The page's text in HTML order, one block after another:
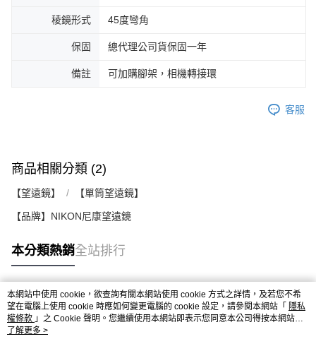
稜鏡形式 45度彎角
保固 總代理公司貨保固一年
備註 可加購腳架，相機轉接環
客服
商品相關分類 (2)
【望遠鏡】 【單筒望遠鏡】
【品牌】NIKON尼康望遠鏡
本分類熱銷全站排行
熱門標籤
本網站中使用 cookie，欲查詢有關本網站使用 cookie 方式之詳情，及若您不希
望在電腦上使用 cookie 時應如何變更電腦的 cookie 設定，請參閱本網站「 隱私
權條款 」之 Cookie 聲明。您繼續使用本網站即表示您同意本公司得按本網站使
用條款之 Cookie 聲明使用 cookie。
了解更多 >